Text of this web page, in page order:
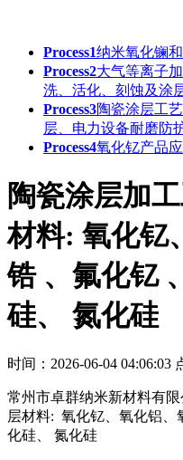
Process1纳米氧化镧
Process2大气等离子
洗、活化、刻蚀及涂
Process3陶瓷涂层工
层、电力设备耐磨防
Process4氧化钇产品
陶瓷涂层加
材料: 氧化钇
锆 、氟化钇
硅、 氮化硅
时间：2026-06-04 04:06:03
常州市卓群纳米新材料有
层材料: 氧化钇、氧化铝、
化硅、 氮化硅